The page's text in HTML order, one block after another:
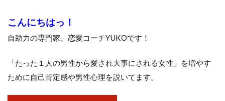
こんにちはっ！
自助力の専門家、恋愛コーチYUKOです！
「たった１人の男性から愛され大事にされる女性」を増やす
ために自己肯定感や男性心理を説いてます。